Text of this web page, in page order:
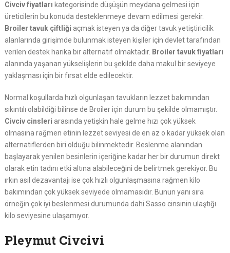
Civciv fiyatları kategorisinde düşüşün meydana gelmesi için
üreticilerin bu konuda desteklenmeye devam edilmesi gerekir.
Broiler tavuk çiftliği açmak isteyen ya da diğer tavuk yetiştiricilik
alanlarında girişimde bulunmak isteyen kişiler için devlet tarafından
verilen destek harika bir alternatif olmaktadır. Broiler tavuk fiyatları
alanında yaşanan yükselişlerin bu şekilde daha makul bir seviyeye
yaklaşması için bir fırsat elde edilecektir.
Normal koşullarda hızlı olgunlaşan tavukların lezzet bakımından
sıkıntılı olabildiği bilinse de Broiler için durum bu şekilde olmamıştır.
Civciv cinsleri arasında yetişkin hale gelme hızı çok yüksek
olmasına rağmen etinin lezzet seviyesi de en az o kadar yüksek olan
alternatiflerden biri olduğu bilinmektedir. Beslenme alanından
başlayarak yenilen besinlerin içeriğine kadar her bir durumun direkt
olarak etin tadını etki altına alabileceğini de belirtmek gerekiyor. Bu
ırkın asıl dezavantajı ise çok hızlı olgunlaşmasına rağmen kilo
bakımından çok yüksek seviyede olmamasıdır. Bunun yanı sıra
örneğin çok iyi beslenmesi durumunda dahi Sasso cinsinin ulaştığı
kilo seviyesine ulaşamıyor.
Pleymut Civcivi